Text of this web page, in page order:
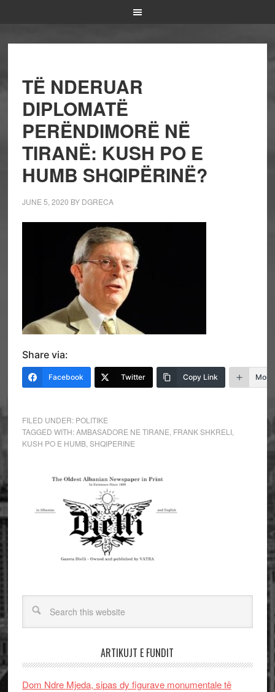
TË NDERUAR
DIPLOMATË
PERËNDIMORË NË
TIRANË: KUSH PO E
HUMB SHQIPËRINË?
JUNE 5, 2020 BY DGRECA
Share via:
Facebook Twitter Copy Link More
FILED UNDER: POLITIKE
TAGGED WITH:AMBASADORE NE TIRANE FRANK SHKRELI,
KUSH PO E HUMB, SHQIPERINE
ARTIKUJT E FUNDIT
Dom Ndre Mjeda, sipas dy figurave monumentale të